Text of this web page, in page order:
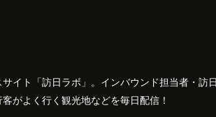
イト「訪日ラボ」。インバウンド担当者・
がよく行く観光地などを毎日配信！